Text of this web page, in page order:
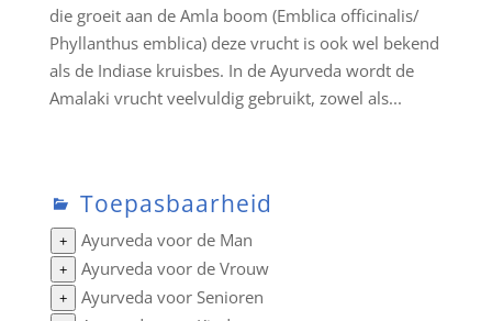
die groeit aan de Amla boom (Emblica officinalis/
Phyllanthus emblica) deze vrucht is ook wel bekend
als de Indiase kruisbes. In de Ayurveda wordt de
Amalaki vrucht veelvuldig gebruikt, zowel als...
Toepasbaarheid
+ Ayurveda voor de Man
+ Ayurveda voor de Vrouw
+ Ayurveda voor Senioren